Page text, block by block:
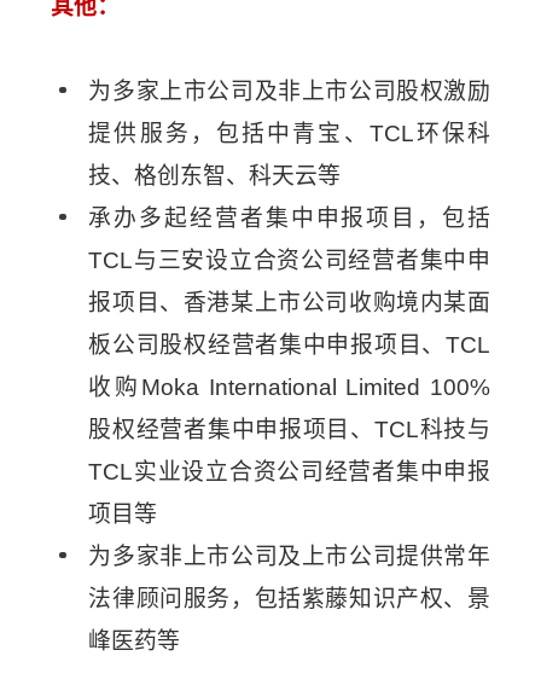
其他：
为多家上市公司及非上市公司股权激励
提供服务，包括中青宝、TCL环保科
技、格创东智、科天云等
承办多起经营者集中申报项目，包括
TCL与三安设立合资公司经营者集中申
报项目、香港某上市公司收购境内某面
板公司股权经营者集中申报项目、TCL
收购Moka International Limited 100%
股权经营者集中申报项目、TCL科技与
TCL实业设立合资公司经营者集中申报
项目等
为多家非上市公司及上市公司提供常年
法律顾问服务，包括紫藤知识产权、景
峰医药等